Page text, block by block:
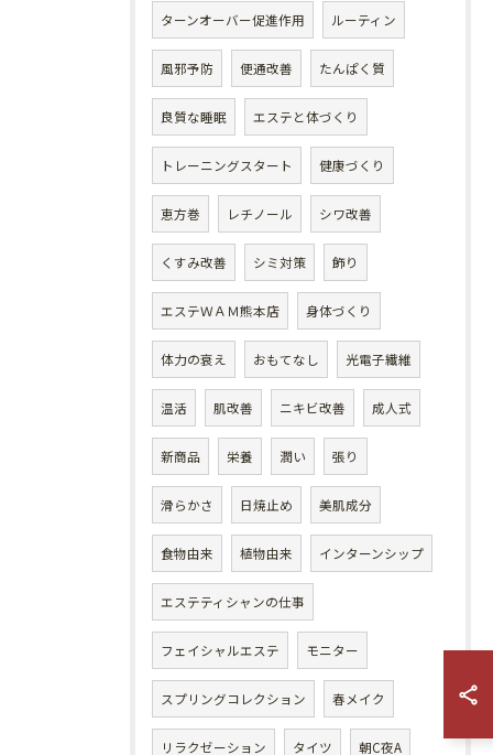
ターンオーバー促進作用 ルーティン
風邪予防 便通改善 たんぱく質
良質な睡眠 エステと体づくり
トレーニングスタート 健康づくり
恵方巻 レチノール シワ改善
くすみ改善 シミ対策 飾り
エステＷＡＭ熊本店 身体づくり
体力の衰え おもてなし 光電子繊維
温活 肌改善 ニキビ改善 成人式
新商品 栄養 潤い 張り
滑らかさ 日焼止め 美肌成分
食物由来 植物由来 インターンシップ
エステティシャンの仕事
フェイシャルエステ モニター
スプリングコレクション 春メイク
リラクゼーション タイツ 朝C夜A